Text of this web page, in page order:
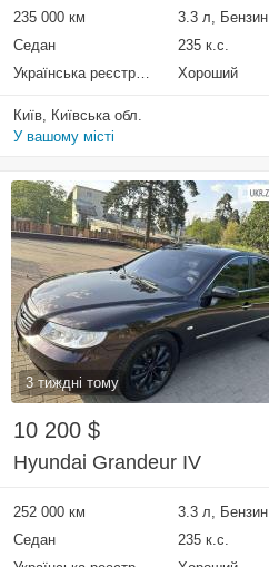
235 000 км 3.3 л, Бензин
Седан
235 к.с.
Українська реєстрація
Хороший
Київ, Київська обл.
У вашому місті
3 тиждні тому
10 200 $
Hyundai Grandeur IV
252 000 км 3.3 л, Бензин
Седан
235 к.с.